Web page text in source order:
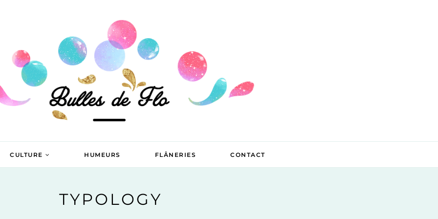
CULTURE HUMEURS FLÂNERIES CONTACT
TYPOLOGY